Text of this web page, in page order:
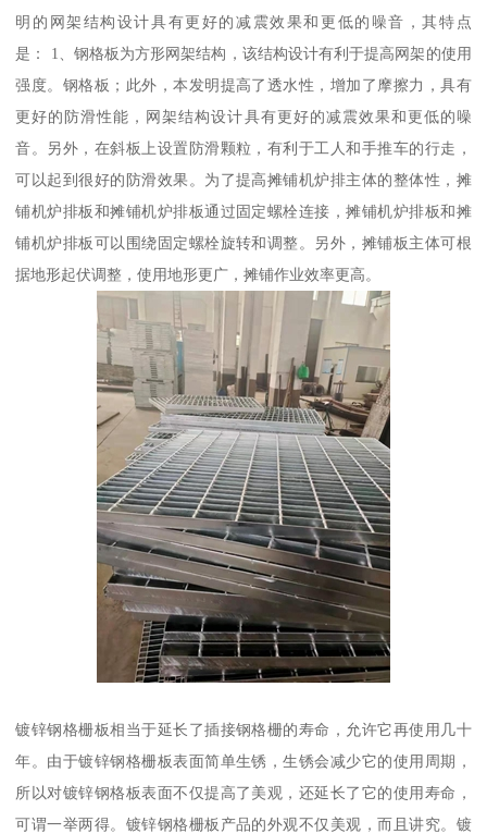
明的网架结构设计具有更好的减震效果和更低的噪音，其特点
是： 1、钢格板为方形网架结构，该结构设计有利于提高网架的使用
强度。钢格板；此外，本发明提高了透水性，增加了摩擦力，具有
更好的防滑性能，网架结构设计具有更好的减震效果和更低的噪
音。另外，在斜板上设置防滑颗粒，有利于工人和手推车的行走，
可以起到很好的防滑效果。为了提高摊铺机炉排主体的整体性，摊
铺机炉排板和摊铺机炉排板通过固定螺栓连接，摊铺机炉排板和摊
铺机炉排板可以围绕固定螺栓旋转和调整。另外，摊铺板主体可根
据地形起伏调整，使用地形更广，摊铺作业效率更高。
镀锌钢格栅板相当于延长了插接钢格栅的寿命，允许它再使用几十
年。由于镀锌钢格栅板表面简单生锈，生锈会减少它的使用周期，
所以对镀锌钢格板表面不仅提高了美观，还延长了它的使用寿命，
可谓一举两得。镀锌钢格栅板产品的外观不仅美观，而且讲究。镀